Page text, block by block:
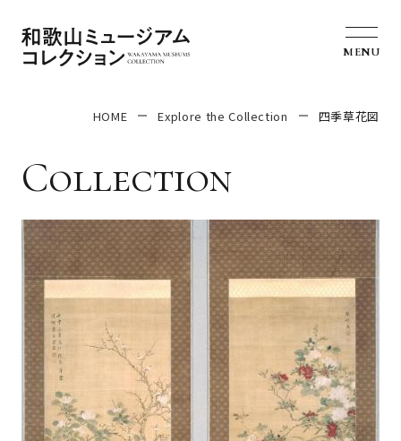
MENU
HOME Explore the Collection 四季草花図
Collection